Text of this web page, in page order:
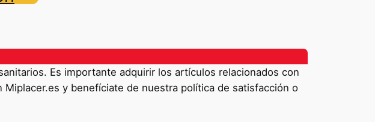
Es importante adquirir los artículos relacionados con
y benefíciate de nuestra política de satisfacción o